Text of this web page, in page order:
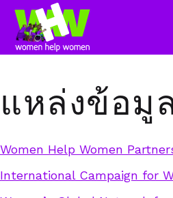
แหล่งข้อมู
Women Help Women
International Campaign for